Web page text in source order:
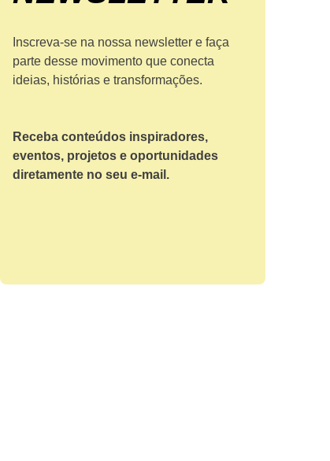
Inscreva-se na nossa newsletter e faça
parte desse movimento que conecta
ideias, histórias e transformações.
Receba conteúdos inspiradores,
eventos, projetos e oportunidades
diretamente no seu e-mail.